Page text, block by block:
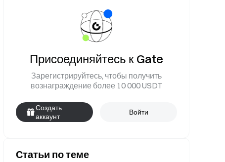
Присоединяйтесь к Gate
Зарегистрируйтесь, чтобы получить
вознаграждение более 10 000 USDT
Создать
аккаунт
Войти
Статьи по теме